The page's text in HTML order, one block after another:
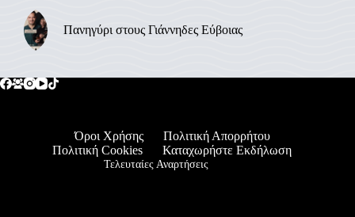
Πανηγύρι στους Γιάννηδες Εύβοιας
Όροι Χρήσης
Πολιτική Απορρήτου
Πολιτική Cookies
Καταχωρήστε Εκδήλωση
Τελευταίες Αναρτήσεις